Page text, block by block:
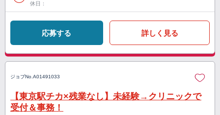
休日：
応募する 詳しく見る
ジョブNo. A01491033
【東京駅チカ×残業なし】未経験→クリニックで
受付＆事務！